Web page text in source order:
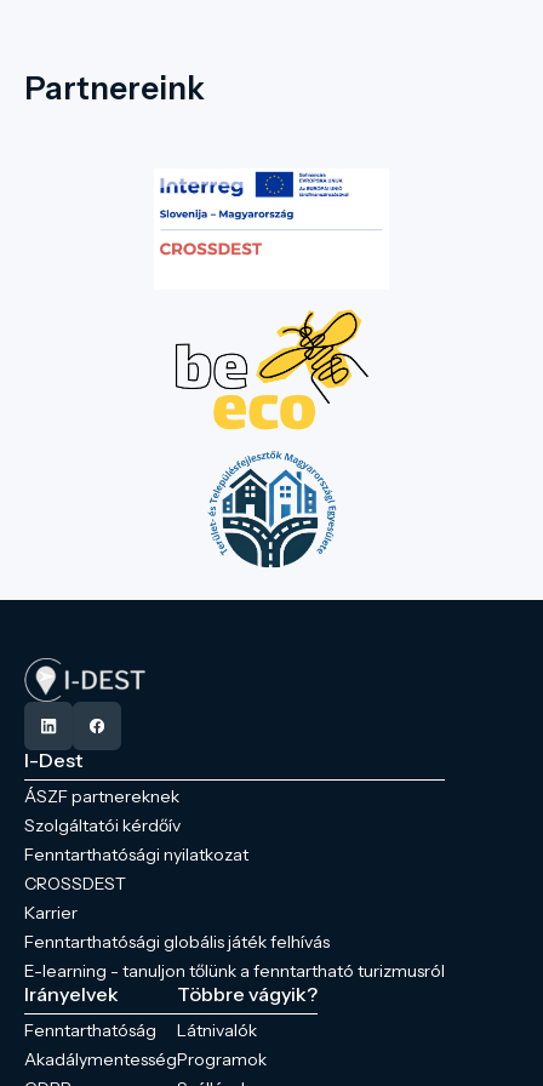
Partnereink
I-Dest
ÁSZF partnereknek
Szolgáltatói kérdőív
Fenntarthatósági nyilatkozat
CROSSDEST
Karrier
Fenntarthatósági globális játék felhívás
E-learning - tanuljon tőlünk a fenntartható turizmusról
Irányelvek
Fenntarthatóság
Akadálymentesség
Többre vágyik?
Látnivalók
Programok